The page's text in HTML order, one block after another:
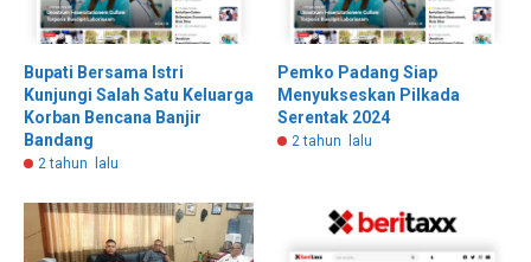
Bupati Bersama Istri
Kunjungi Salah Satu Keluarga
Korban Bencana Banjir
Bandang
2 tahun lalu
Pemko Padang Siap
Menyukseskan Pilkada
Serentak 2024
2 tahun lalu